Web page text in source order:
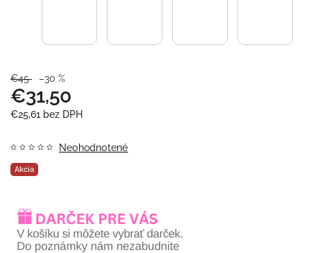
€45 –30 %
€31,50
€25,61 bez DPH
Akcia
Neohodnotené